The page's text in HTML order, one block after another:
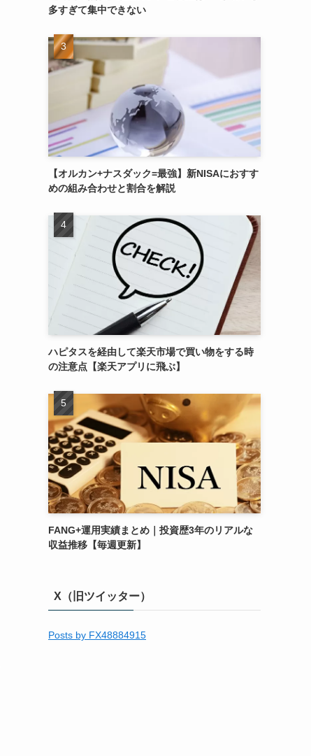
多すぎて集中できない
【オルカン+ナスダック=最強】新NISAにおすす
めの組み合わせと割合を解説
ハピタスを経由して楽天市場で買い物をする時
の注意点【楽天アプリに飛ぶ】
FANG+運用実績まとめ｜投資歴3年のリアルな
収益推移【毎週更新】
X（旧ツイッター）
Posts by FX48884915